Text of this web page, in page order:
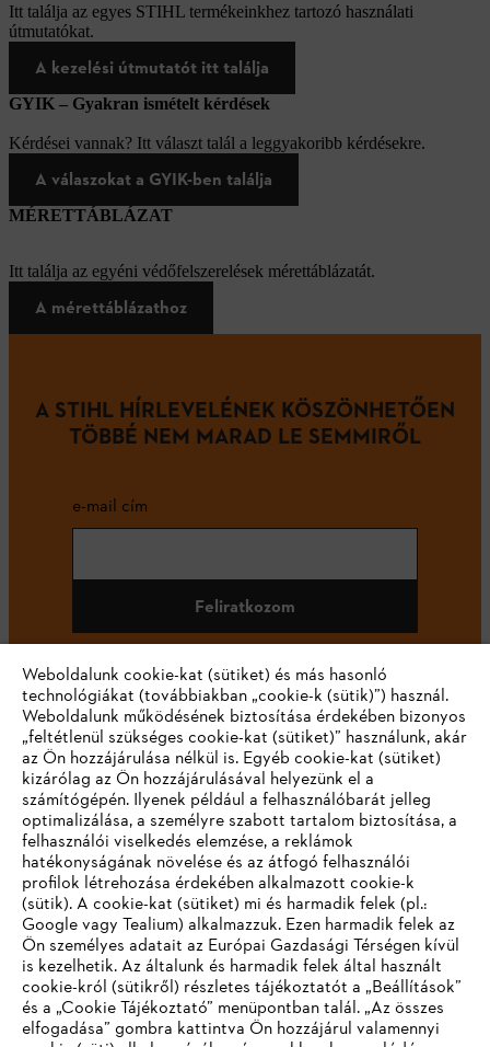
Itt találja az egyes STIHL termékeinkhez tartozó használati
útmutatókat.
A kezelési útmutatót itt találja
GYIK – Gyakran ismételt kérdések
Kérdései vannak? Itt választ talál a leggyakoribb kérdésekre.
A válaszokat a GYIK-ben találja
MÉRETTÁBLÁZAT
Itt találja az egyéni védőfelszerelések mérettáblázatát.
A mérettáblázathoz
A STIHL HÍRLEVELÉNEK KÖSZÖNHETŐEN
TÖBBÉ NEM MARAD LE SEMMIRŐL
e-mail cím
Feliratkozom
#STIHL
Vállalat
STIHL GYIK
Weboldalunk cookie-kat (sütiket) és más hasonló
technológiákat (továbbiakban „cookie-k (sütik)”) használ.
Weboldalunk működésének biztosítása érdekében bizonyos
„feltétlenül szükséges cookie-kat (sütiket)” használunk, akár
az Ön hozzájárulása nélkül is. Egyéb cookie-kat (sütiket)
kizárólag az Ön hozzájárulásával helyezünk el a
számítógépén. Ilyenek például a felhasználóbarát jelleg
optimalizálása, a személyre szabott tartalom biztosítása, a
felhasználói viselkedés elemzése, a reklámok
hatékonyságának növelése és az átfogó felhasználói
profilok létrehozása érdekében alkalmazott cookie-k
(sütik). A cookie-kat (sütiket) mi és harmadik felek (pl.:
Google vagy Tealium) alkalmazzuk. Ezen harmadik felek az
Ön személyes adatait az Európai Gazdasági Térségen kívül
is kezelhetik. Az általunk és harmadik felek által használt
cookie-król (sütikről) részletes tájékoztatót a „Beállítások”
és a „Cookie Tájékoztató” menüpontban talál. „Az összes
elfogadása” gombra kattintva Ön hozzájárul valamennyi